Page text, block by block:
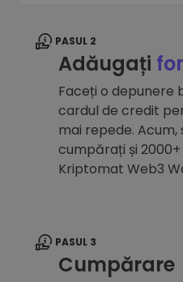
PASUL 2
Adăugați
Faceți o depunere
cardul de credit
mai repede.
cumpărați și
Kriptomat Web3
PASUL 3
Cumpărare